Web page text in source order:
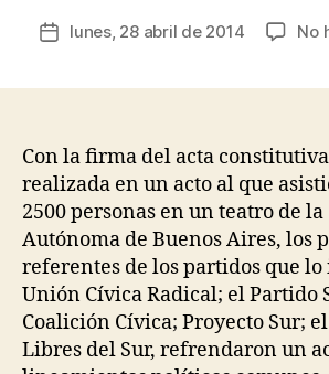
Autor
de
entrada
u
e
z
Fechalunes, 28 abril de 2014 No
Con la firma del acta
realizada en un acto al que
2500 personas en un teatro de
Autónoma de Buenos Aires, los
referentes de los partidos que
Unión Cívica Radical; el Partido
Coalición Cívica; Proyecto Sur; el
Libres del Sur, refrendaron un